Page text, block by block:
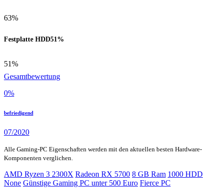
63%
Festplatte HDD51%
51%
Gesamtbewertung
0%
befriedigend
07/2020
Alle Gaming-PC Eigenschaften werden mit den aktuellen besten Hardware-
Komponenten verglichen.
AMD Ryzen 3 2300X Radeon RX 5700 8 GB Ram 1000 HDD
None Günstige Gaming PC unter 500 Euro Fierce PC